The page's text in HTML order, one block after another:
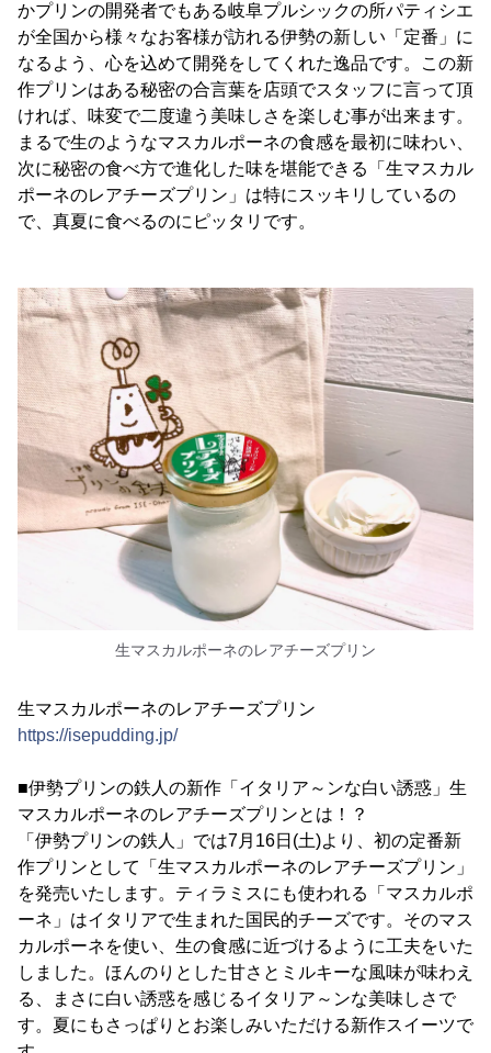
かプリンの開発者でもある岐阜プルシックの所パティシエ
が全国から様々なお客様が訪れる伊勢の新しい「定番」に
なるよう、心を込めて開発をしてくれた逸品です。この新
作プリンはある秘密の合言葉を店頭でスタッフに言って頂
ければ、味変で二度違う美味しさを楽しむ事が出来ます。
まるで生のようなマスカルポーネの食感を最初に味わい、
次に秘密の食べ方で進化した味を堪能できる「生マスカル
ポーネのレアチーズプリン」は特にスッキリしているの
で、真夏に食べるのにピッタリです。
生マスカルポーネのレアチーズプリン
生マスカルポーネのレアチーズプリン
https://isepudding.jp/
■伊勢プリンの鉄人の新作「イタリア～ンな白い誘惑」生
マスカルポーネのレアチーズプリンとは！？
「伊勢プリンの鉄人」では7月16日(土)より、初の定番新
作プリンとして「生マスカルポーネのレアチーズプリン」
を発売いたします。ティラミスにも使われる「マスカルポ
ーネ」はイタリアで生まれた国民的チーズです。そのマス
カルポーネを使い、生の食感に近づけるように工夫をいた
しました。ほんのりとした甘さとミルキーな風味が味わえ
る、まさに白い誘惑を感じるイタリア～ンな美味しさで
す。夏にもさっぱりとお楽しみいただける新作スイーツで